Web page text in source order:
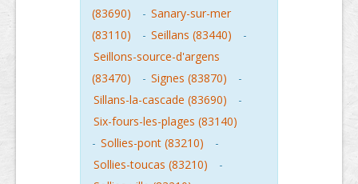
(83690)
- Sanary-sur-mer
(83110)
- Seillans (83440)
-
Seillons-source-d'argens
(83470)
- Signes (83870)
-
Sillans-la-cascade (83690)
-
Six-fours-les-plages (83140)
- Sollies-pont (83210)
-
Sollies-toucas (83210)
-